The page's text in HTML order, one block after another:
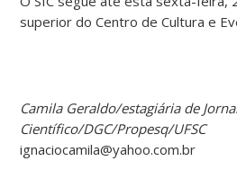
superior do Centro de Cultura e
Camila Geraldo/estagiária de
Científico/DGC/Propesq/UFSC
ignaciocamila@yahoo.com.br